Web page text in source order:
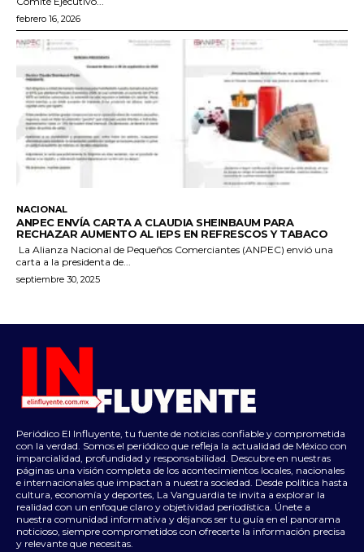
febrero 16, 2026
NACIONAL
ANPEC ENVÍA CARTA A CLAUDIA SHEINBAUM PARA
RECHAZAR AUMENTO AL IEPS EN REFRESCOS Y TABACO
La Alianza Nacional de Pequeños Comerciantes (ANPEC) envió una
carta a la presidenta de...
septiembre 30, 2025
Periódico El Influyente, tu fuente de noticias confiable y comprometida
con la verdad. Somos el periódico que refleja la actualidad de México con
imparcialidad, profundidad y responsabilidad. Descubre en nuestras
páginas una visión completa de los acontecimientos locales, nacionales
e internacionales que impactan a nuestra sociedad. Desde política hasta
cultura, economía y deportes, La Vanguardia te invita a explorar la
realidad con un enfoque claro y objetividad periodística. Únete a
nuestra comunidad informativa y déjanos ser tu guía en el panorama
noticioso, siempre comprometidos con ofrecerte la información precisa
y relevante que necesitas.